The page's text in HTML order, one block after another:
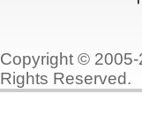
Copyright ©
Rights Reserved.